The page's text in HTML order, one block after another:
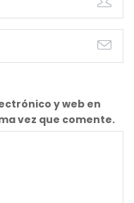
y web en
vez que comente.